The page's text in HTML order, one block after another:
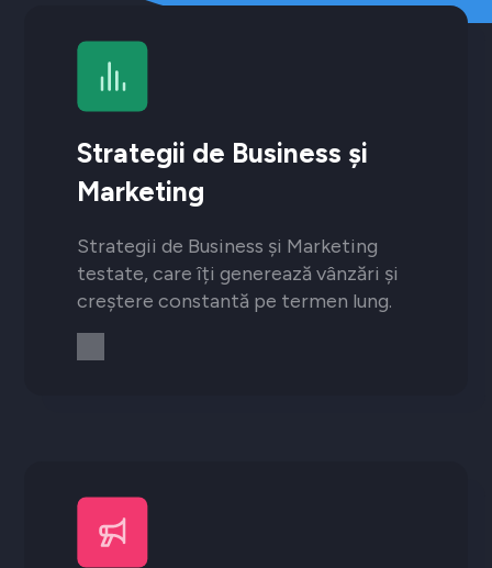
Strategii de Business și
Marketing
Strategii de Business și Marketing
testate, care îți generează vânzări și
creștere constantă pe termen lung.